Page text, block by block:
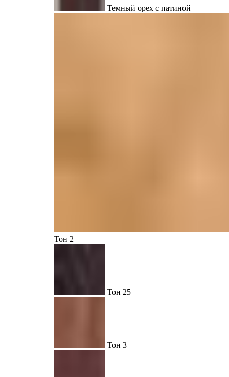
Темный орех с патиной
Тон 2
Тон 25
Тон 3